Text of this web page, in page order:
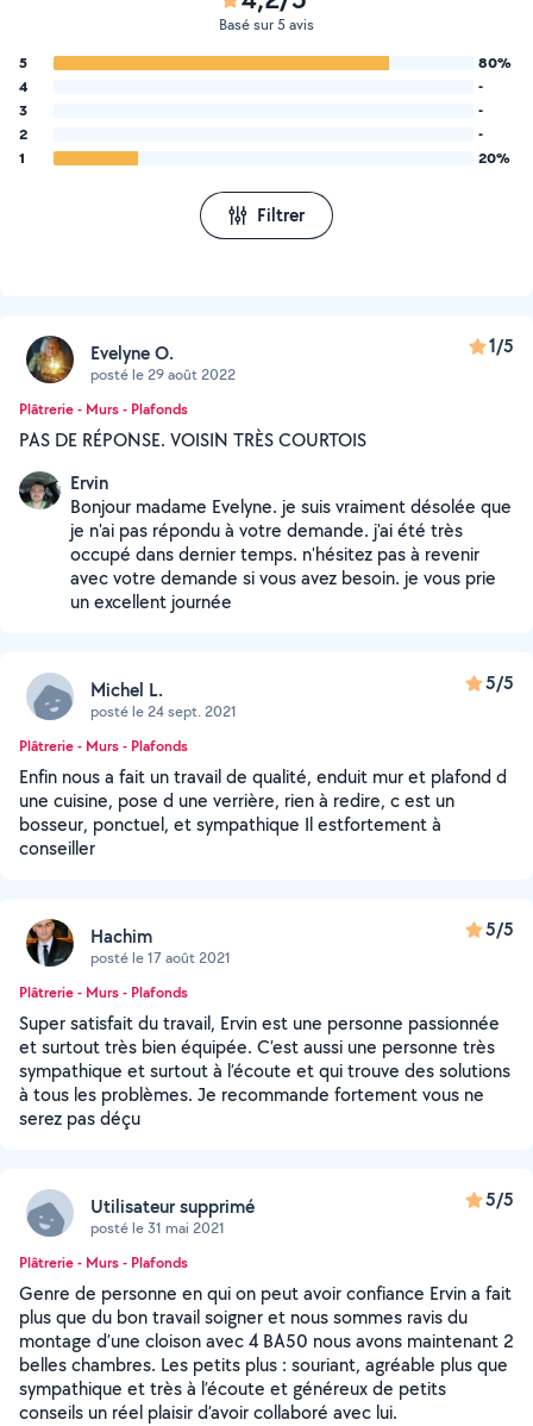
Basé sur 5 avis
5
80%
4
-
3
-
2
-
1
20%
Filtrer
Evelyne O.
posté le 29 août 2022
1/5
Plâtrerie - Murs - Plafonds
PAS DE RÉPONSE. VOISIN TRÈS COURTOIS
Ervin
Bonjour madame Evelyne. je suis vraiment désolée que
je n'ai pas répondu à votre demande. j'ai été très
occupé dans dernier temps. n'hésitez pas à revenir
avec votre demande si vous avez besoin. je vous prie
un excellent journée
Michel L.
posté le 24 sept. 2021
5/5
Plâtrerie - Murs - Plafonds
Enfin nous a fait un travail de qualité, enduit mur et plafond d
une cuisine, pose d une verrière, rien à redire, c est un
bosseur, ponctuel, et sympathique Il estfortement à
conseiller
Hachim
posté le 17 août 2021
5/5
Plâtrerie - Murs - Plafonds
Super satisfait du travail, Ervin est une personne passionnée
et surtout très bien équipée. C’est aussi une personne très
sympathique et surtout à l’écoute et qui trouve des solutions
à tous les problèmes. Je recommande fortement vous ne
serez pas déçu
Utilisateur supprimé
posté le 31 mai 2021
5/5
Plâtrerie - Murs - Plafonds
Genre de personne en qui on peut avoir confiance Ervin a fait
plus que du bon travail soigner et nous sommes ravis du
montage d’une cloison avec 4 BA50 nous avons maintenant 2
belles chambres. Les petits plus : souriant, agréable plus que
sympathique et très à l’écoute et généreux de petits
conseils un réel plaisir d’avoir collaboré avec lui.